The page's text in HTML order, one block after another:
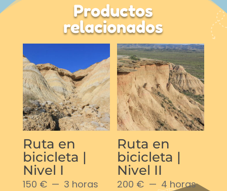
Productos
relacionados
Ruta en
bicicleta |
Nivel I
150 € 3 horas
Ruta en
bicicleta |
Nivel II
200 € 4 horas